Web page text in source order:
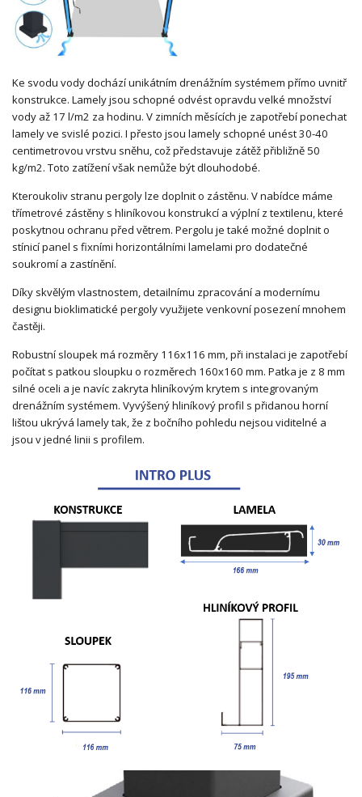
Ke svodu vody dochází unikátním drenážním systémem přímo uvnitř
konstrukce. Lamely jsou schopné odvést opravdu velké množství
vody až 17 l/m2 za hodinu. V zimních měsících je zapotřebí ponechat
lamely ve svislé pozici. I přesto jsou lamely schopné unést 30-40
centimetrovou vrstvu sněhu, což představuje zátěž přibližně 50
kg/m2. Toto zatížení však nemůže být dlouhodobé.
Kteroukoliv stranu pergoly lze doplnit o zástěnu. V nabídce máme
třímetrové zástěny s hliníkovou konstrukcí a výplní z textilenu, které
poskytnou ochranu před větrem. Pergolu je také možné doplnit o
stínicí panel s fixními horizontálními lamelami pro dodatečné
soukromí a zastínění.
Díky skvělým vlastnostem, detailnímu zpracování a modernímu
designu bioklimatické pergoly využijete venkovní posezení mnohem
častěji.
Robustní sloupek má rozměry 116x116 mm, při instalaci je zapotřebí
počítat s patkou sloupku o rozměrech 160x160 mm. Patka je z 8 mm
silné oceli a je navíc zakryta hliníkovým krytem s integrovaným
drenážním systémem. Vyvýšený hliníkový profil s přidanou horní
lištou ukrývá lamely tak, že z bočního pohledu nejsou viditelné a
jsou v jedné linii s profilem.